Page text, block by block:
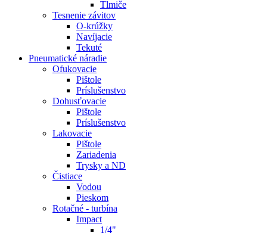
Tlmiče
Tesnenie závitov
O-krúžky
Navíjacie
Tekuté
Pneumatické náradie
Ofukovacie
Pištole
Príslušenstvo
Dohusťovacie
Pištole
Príslušenstvo
Lakovacie
Pištole
Zariadenia
Trysky a ND
Čistiace
Vodou
Pieskom
Rotačné - turbína
Impact
1/4"